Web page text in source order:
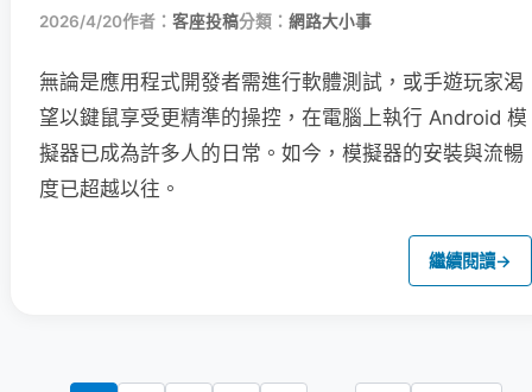
2026/4/20作者： 客座投稿分類： 網路大小事
無論是應用程式開發者需進行軟體測試，或手遊玩家渴
望以鍵鼠享受更精準的操控，在電腦上執行 Android 模
擬器已成為許多人的日常。如今，模擬器的安裝與流暢
度已超越以往。
繼續閱讀→